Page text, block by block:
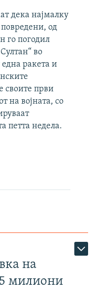
дека најмалку
од
го погодил
во
ракета и
своите први
на војната, со
петта недела.
на
милиони